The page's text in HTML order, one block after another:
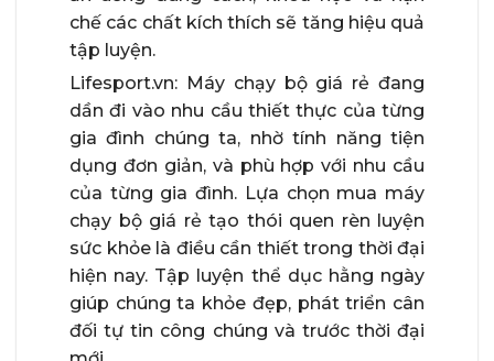
chế các chất kích thích sẽ tăng hiệu quả
tập luyện.
Lifesport.vn: Máy chạy bộ giá rẻ đang
dần đi vào nhu cầu thiết thực của từng
gia đình chúng ta, nhờ tính năng tiện
dụng đơn giản, và phù hợp với nhu cầu
của từng gia đình. Lựa chọn mua máy
chạy bộ giá rẻ tạo thói quen rèn luyện
sức khỏe là điều cần thiết trong thời đại
hiện nay. Tập luyện thể dục hằng ngày
giúp chúng ta khỏe đẹp, phát triển cân
đối tự tin công chúng và trước thời đại